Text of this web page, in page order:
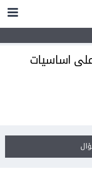
اساسيات